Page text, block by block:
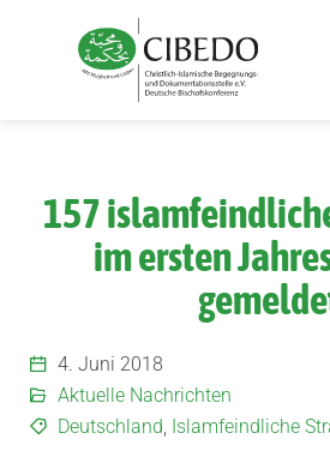
157
im ersten
4. Juni 2018
Aktuelle Nachrichten
Deutschland Islamfeindliche